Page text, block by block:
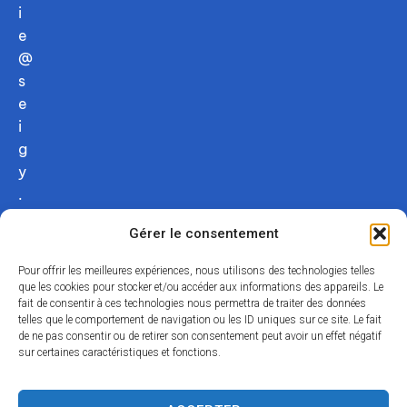
Gérer le consentement
Pour offrir les meilleures expériences, nous utilisons des technologies telles
que les cookies pour stocker et/ou accéder aux informations des appareils. Le
fait de consentir à ces technologies nous permettra de traiter des données
telles que le comportement de navigation ou les ID uniques sur ce site. Le fait
de ne pas consentir ou de retirer son consentement peut avoir un effet négatif
sur certaines caractéristiques et fonctions.
i
e
@
s
e
i
g
y
.
m
02
54
75
12